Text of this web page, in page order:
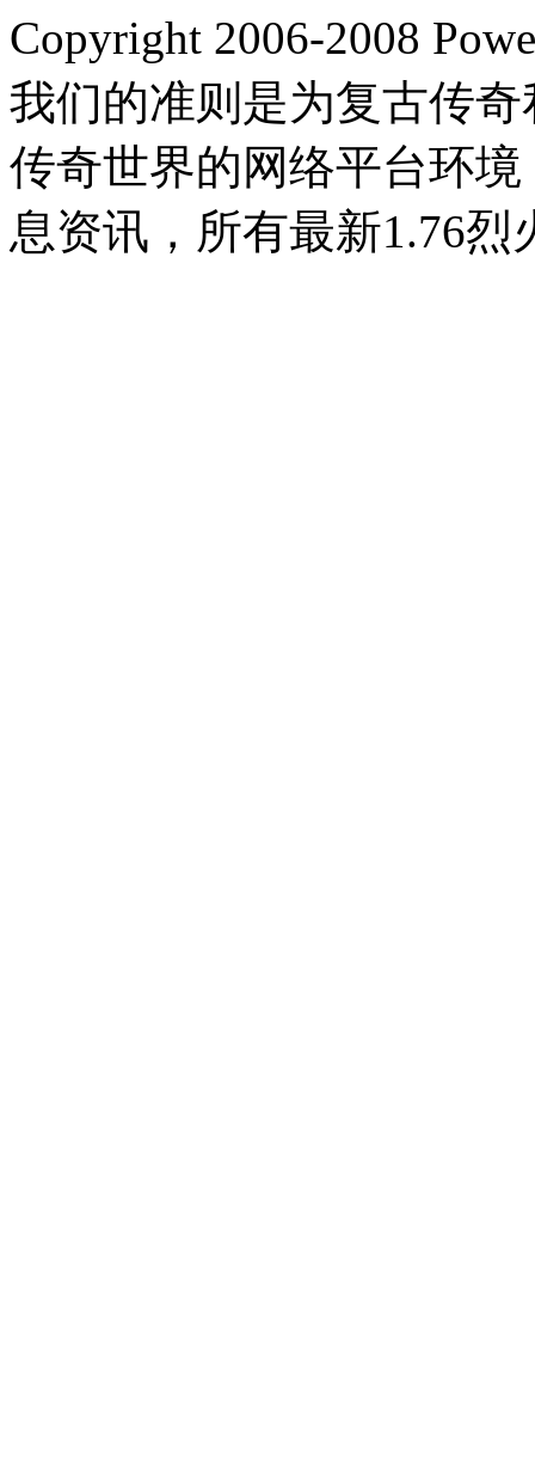
Copyright 2006-2008
我们的准则是为复古传
传奇世界的网络平台环
息资讯，所有最新1.76